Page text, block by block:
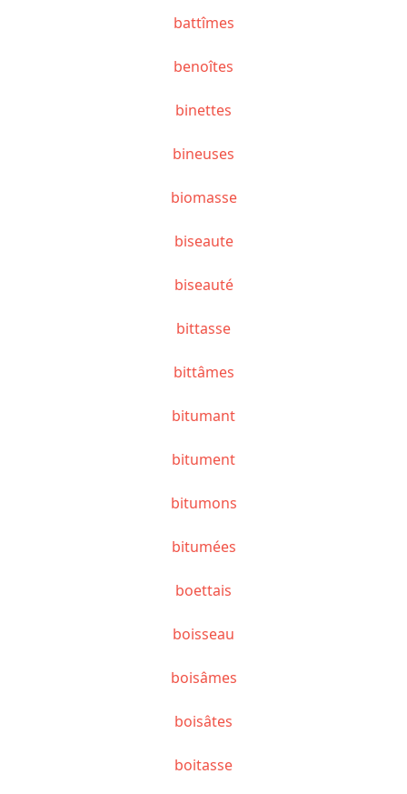
battîmes
benoîtes
binettes
bineuses
biomasse
biseaute
biseauté
bittasse
bittâmes
bitumant
bitument
bitumons
bitumées
boettais
boisseau
boisâmes
boisâtes
boitasse